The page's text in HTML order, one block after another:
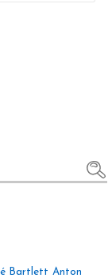
Bartlett Anton